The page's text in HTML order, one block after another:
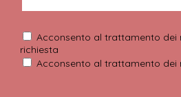
Acconsento al trattamento dei
richiesta
Acconsento al trattamento dei